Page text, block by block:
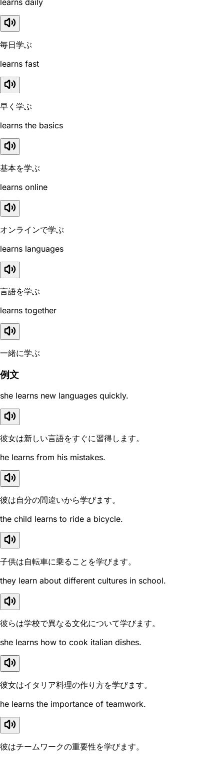
毎日学ぶ
learns fast
早く学ぶ
learns the basics
基本を学ぶ
learns online
オンラインで学ぶ
learns languages
言語を学ぶ
learns together
一緒に学ぶ
例文
she learns new languages quickly.
彼女は新しい言語をすぐに習得します。
he learns from his mistakes.
彼は自分の間違いから学びます。
the child learns to ride a bicycle.
子供は自転車に乗ることを学びます。
they learn about different cultures in school.
彼らは学校で異なる文化について学びます。
she learns how to cook italian dishes.
彼女はイタリア料理の作り方を学びます。
he learns the importance of teamwork.
彼はチームワークの重要性を学びます。